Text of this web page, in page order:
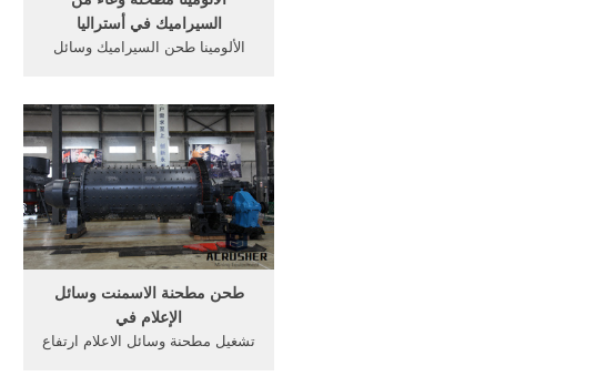
السيراميك في أستراليا
الألومينا طحن السيراميك وسائل
تستخدم في بطانة من وسائل
الاعلام طحن مطحنة الكرة على
ceremics، الأسمنت، الدهانات، .
[More/أكثر]
طحن مطحنة الاسمنت وسائل
الإعلام في
تشغيل مطحنة وسائل الاعلام ارتفاع